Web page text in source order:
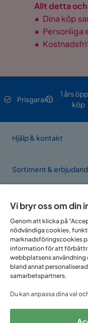
Allt detta
• Dina köp
• Personliga
•
Prisgaranti
1 års
köp
Hjälp & kontakt
Sortiment &
Vi
Vi bryr oss om din
Genom att klicka på
nödvändiga cookies,
marknadsföringscookies
information för att
webbplatsens
bland annat
samarbetspartners.
Du kan anpassa dina val